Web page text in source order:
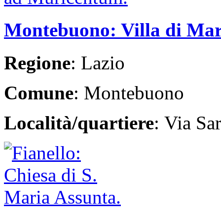
Montebuono: Villa di
Regione: Lazio
Comune: Montebuono
Località/quartiere: Via